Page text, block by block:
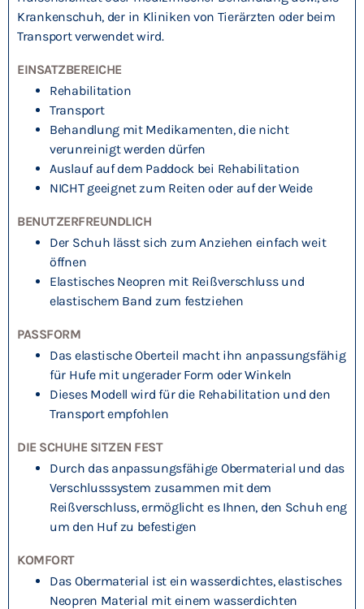
Krankenschuh, der in Kliniken von Tierärzten oder beim
Transport verwendet wird.
EINSATZBEREICHE
Rehabilitation
Transport
Behandlung mit Medikamenten, die nicht
verunreinigt werden dürfen
Auslauf auf dem Paddock bei Rehabilitation
NICHT geeignet zum Reiten oder auf der Weide
BENUTZERFREUNDLICH
Der Schuh lässt sich zum Anziehen einfach weit
öffnen
Elastisches Neopren mit Reißverschluss und
elastischem Band zum festziehen
PASSFORM
Das elastische Oberteil macht ihn anpassungsfähig
für Hufe mit ungerader Form oder Winkeln
Dieses Modell wird für die Rehabilitation und den
Transport empfohlen
DIE SCHUHE SITZEN FEST
Durch das anpassungsfähige Obermaterial und das
Verschlusssystem zusammen mit dem
Reißverschluss, ermöglicht es Ihnen, den Schuh eng
um den Huf zu befestigen
KOMFORT
Das Obermaterial ist ein wasserdichtes, elastisches
Neopren Material mit einem wasserdichten